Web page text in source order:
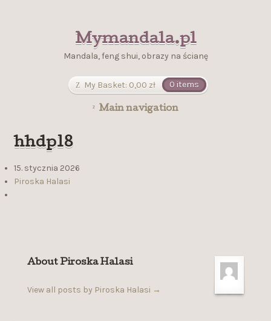
Mymandala.pl
Mandala, feng shui, obrazy na ścianę
My Basket: 0,00 zł 0 items
Main navigation
hhdp18
15. stycznia 2026
Piroska Halasi
About Piroska Halasi
View all posts by Piroska Halasi →